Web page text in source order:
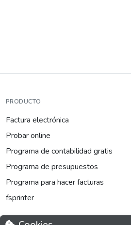
PRODUCTO
Factura electrónica
Probar online
Programa de contabilidad gratis
Programa de presupuestos
Programa para hacer facturas
fsprinter